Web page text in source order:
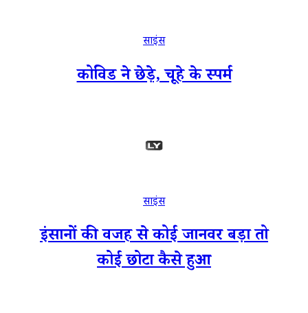
साइंस
कोविड ने छेड़े, चूहे के स्पर्म
साइंस
इंसानों की वजह से कोई जानवर बड़ा तो
कोई छोटा कैसे हुआ